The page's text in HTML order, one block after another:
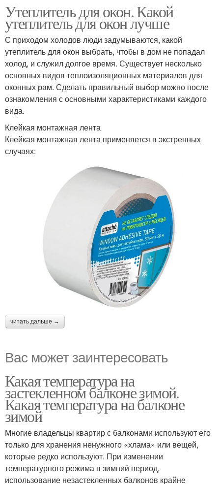
Утеплитель для окон. Какой
утеплитель для окон лучше
С приходом холодов люди задумываются, какой
утеплитель для окон выбрать, чтобы в дом не попадал
холод, и служил долгое время. Существует несколько
основных видов теплоизоляционных материалов для
оконных рам. Сделать правильный выбор можно после
ознакомления с основными характеристиками каждого
вида.
Клейкая монтажная лента
Клейкая монтажная лента применяется в экстренных
случаях:
читать дальше →
Вас может заинтересовать
Какая температура на
застекленном балконе зимой.
Какая температура на балконе
зимой
Многие владельцы квартир с балконами используют его
только для хранения ненужного «хлама» или вещей,
которые редко используют. При изменении
температурного режима в зимний период,
использование незастекленных балконов крайне